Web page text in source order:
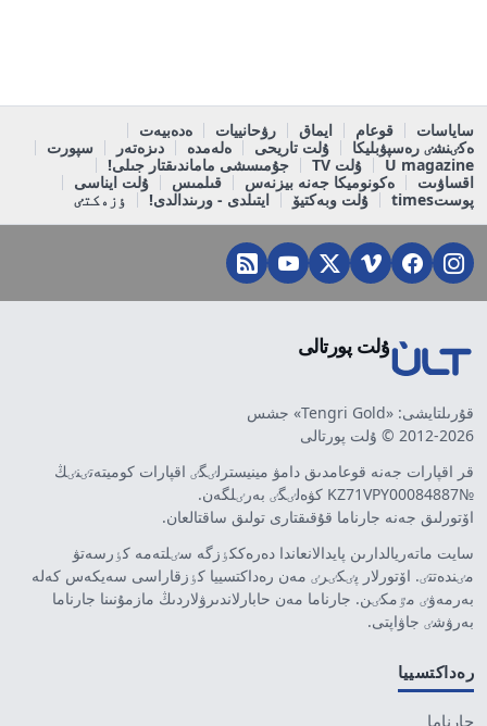
ساياسات قوعام ايماق رۋحانييات
ەدەبيەت
ەكٸنشٸ رەسپۋبليكا
ۇلت تاريحى ەلەمدە دىزەتەر
سپورت
U magazine
ۇلت TV
جۇمىسشى ماماندىقتار جىلى!
اقساۋىت
ەكونوميكا جەنە بيزنەس قىلمىس
ۇلت ايناسى
پوستtimes
ۇلت وبەكتيۆ ايتىلدى - ورىندالدى! ٶزەكتٸ
ۇلت پورتالى
قۇرىلتايشى: «Tengri Gold» جشس
2012-2026 © ۇلت پورتالى
قر اقپارات جەنە قوعامدىق دامۋ مينيسترلٸگٸ اقپارات كوميتەتٸنٸڭ
№KZ71VPY00084887 كۋەلٸگٸ بەرٸلگەن.
اۆتورلىق جەنە جارناما قۇقىقتارى تولىق ساقتالعان.
سايت ماتەريالدارىن پايدالانعاندا دەرەككٶزگە سٸلتەمە كٶرسەتۋ
مٸندەتتٸ. اۆتورلار پٸكٸرٸ مەن رەداكتسييا كٶزقاراسى سەيكەس كەلە
بەرمەۋٸ مٷمكٸن. جارناما مەن حابارلاندىرۋلاردىڭ مازمۇنىنا جارناما
بەرۋشٸ جاۋاپتى.
رەداكتسييا
جارناما